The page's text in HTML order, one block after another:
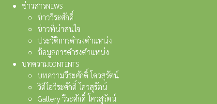
ข่าวสารNEWS
ข่าววีระศักดิ์
ข่าวที่น่าสนใจ
ประวัติการดำรงตำแหน่ง
ข้อมูลการดำรงตำแหน่ง
บทความCONTENTS
บทความวีระศักดิ์ โควสุรัตน์
วิดีโอวีระศักดิ์ โควสุรัตน์
Gallery วีระศักดิ์ โควสุรัตน์